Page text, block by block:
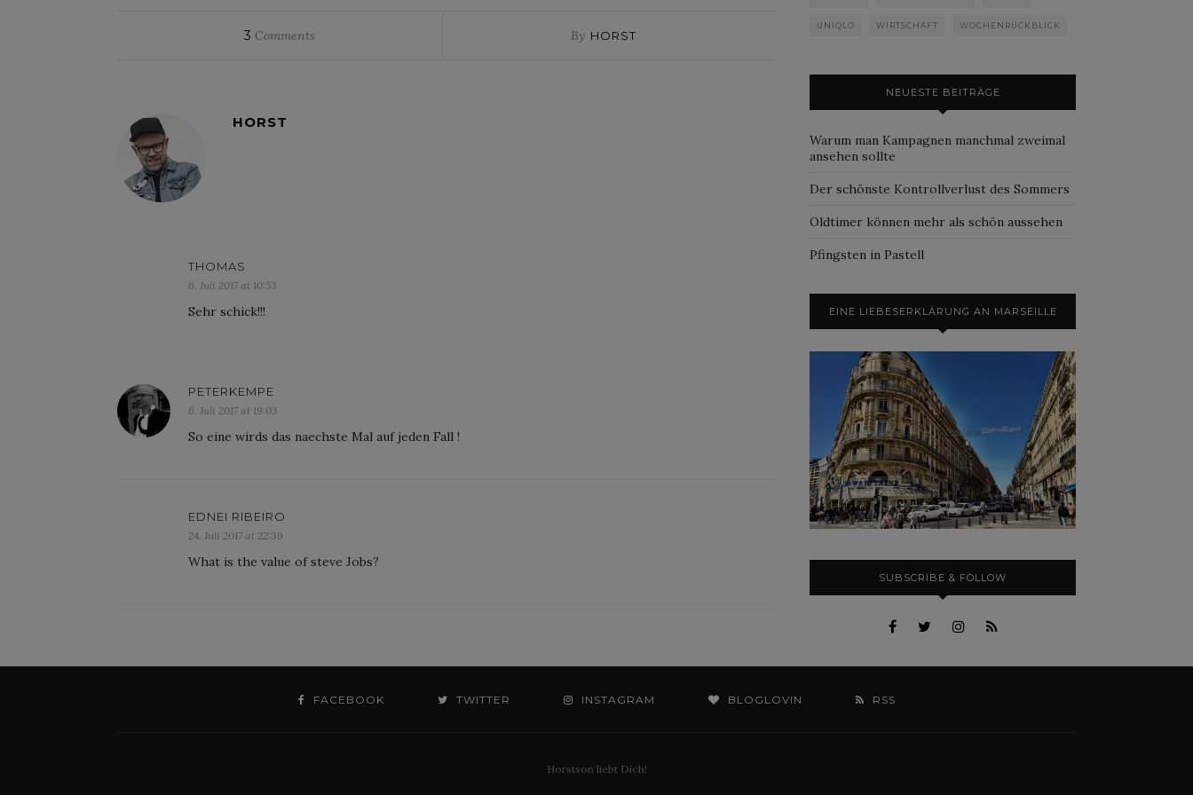
3 Comments By HORST
HORST
THOMAS
6. Juli 2017 at 10:53
Sehr schick!!!
PETERKEMPE
6. Juli 2017 at 19:03
So eine wirds das naechste Mal auf jeden Fall !
EDNEI RIBEIRO
24. Juli 2017 at 22:39
What is the value of steve Jobs?
UNIQLO WIRTSCHAFT WOCHENRÜCKBLICK
NEUESTE BEITRÄGE
Warum man Kampagnen manchmal zweimal
ansehen sollte
Der schönste Kontrollverlust des Sommers
Oldtimer können mehr als schön aussehen
Pfingsten in Pastell
EINE LIEBESERKLÄRUNG AN MARSEILLE
SUBSCRIBE & FOLLOW
FACEBOOK TWITTER INSTAGRAM BLOGLOVIN RSS
Horstson liebt Dich!